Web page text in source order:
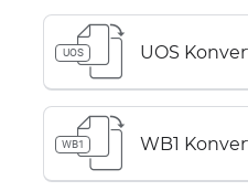
UOS UOS
WB1 WB1